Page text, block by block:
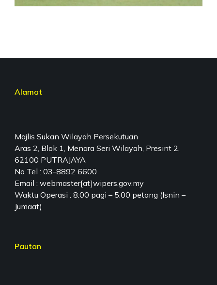
Alamat
Majlis Sukan Wilayah Persekutuan
Aras 2, Blok 1, Menara Seri Wilayah, Presint 2,
62100 PUTRAJAYA
No Tel : 03-8892 6600
Email : webmaster[at]wipers.gov.my
Waktu Operasi : 8.00 pagi – 5.00 petang (Isnin –
Jumaat)
Pautan